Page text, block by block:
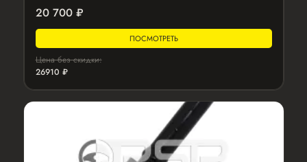
20 700 ₽
ПОСМОТРЕТЬ
Цена без скидки:
26910 ₽